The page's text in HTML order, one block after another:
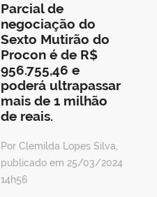
Parcial de
negociação do
Sexto Mutirão do
Procon é de R$
956.755,46 e
poderá ultrapassar
mais de 1 milhão
de reais.
Por Clemilda Lopes Silva,
publicado em 25/03/2024
14h56